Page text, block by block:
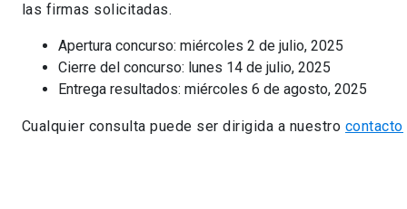
las firmas solicitadas.
Apertura concurso: miércoles 2 de julio, 2025
Cierre del concurso: lunes 14 de julio, 2025
Entrega resultados: miércoles 6 de agosto, 2025
Cualquier consulta puede ser dirigida a nuestro contacto